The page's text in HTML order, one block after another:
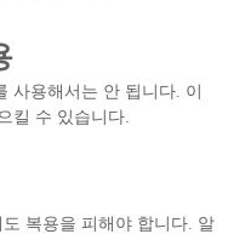
사용해서는 안 됩니다. 이
킬 수 있습니다.
복용을 피해야 합니다. 알